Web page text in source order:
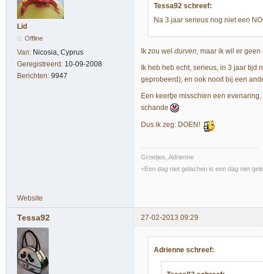
Lid
Offline
Van: Nicosia, Cyprus
Geregistreerd: 10-09-2008
Berichten: 9947
Tessa92 schreef:
Na 3 jaar serieus nog niet een
Ik zou wel durven , maar ik wil er
Ik heb heb echt, serieus, in 3 jaar
geprobeerd), en ook nooit bij een
Een keertje misschien een
schande
Dus ik zeg: DOEN!
Groetjes, Adrienne
<Een dag niet gelachen is een dag niet
Website
Tessa92 27-02-2013 09:29
Adrienne schreef: